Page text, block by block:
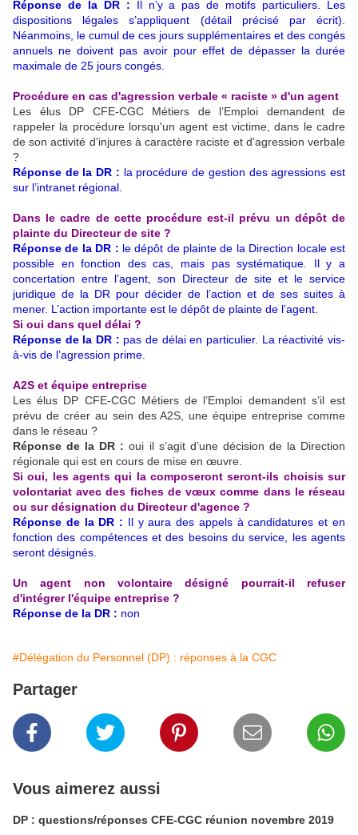
Réponse de la DR : Il n’y a pas de motifs particuliers. Les
dispositions légales s’appliquent (détail précisé par écrit).
Néanmoins, le cumul de ces jours supplémentaires et des congés
annuels ne doivent pas avoir pour effet de dépasser la durée
maximale de 25 jours congés.
Procédure en cas d'agression verbale « raciste » d'un agent
Les élus DP CFE-CGC Métiers de l’Emploi demandent de
rappeler la procédure lorsqu'un agent est victime, dans le cadre
de son activité d'injures à caractère raciste et d'agression verbale
?
Réponse de la DR : la procédure de gestion des agressions est
sur l’intranet régional.
Dans le cadre de cette procédure est-il prévu un dépôt de
plainte du Directeur de site ?
Réponse de la DR : le dépôt de plainte de la Direction locale est
possible en fonction des cas, mais pas systématique. Il y a
concertation entre l’agent, son Directeur de site et le service
juridique de la DR pour décider de l’action et de ses suites à
mener. L’action importante est le dépôt de plainte de l’agent.
Si oui dans quel délai ?
Réponse de la DR : pas de délai en particulier. La réactivité vis-
à-vis de l’agression prime.
A2S et équipe entreprise
Les élus DP CFE-CGC Métiers de l’Emploi demandent s’il est
prévu de créer au sein des A2S, une équipe entreprise comme
dans le réseau ?
Réponse de la DR :oui il s’agit d’une décision de la Direction
régionale qui est en cours de mise en œuvre.
Si oui, les agents qui la composeront seront-ils choisis sur
volontariat avec des fiches de vœux comme dans le réseau
ou sur désignation du Directeur d'agence ?
Réponse de la DR : Il y aura des appels à candidatures et en
fonction des compétences et des besoins du service, les agents
seront désignés.
Un agent non volontaire désigné pourrait-il refuser
d'intégrer l'équipe entreprise ?
Réponse de la DR : non
#Délégation du Personnel (DP) : réponses à la CGC
Partager
Vous aimerez aussi
DP : questions/réponses CFE-CGC réunion novembre 2019